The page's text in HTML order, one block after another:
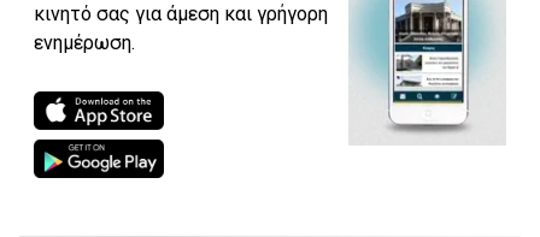
κινητό σας για άμεση και γρήγορη
ενημέρωση.